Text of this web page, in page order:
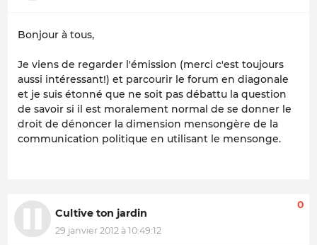
Bonjour à tous,
Je viens de regarder l'émission (merci c'est toujours
aussi intéressant!) et parcourir le forum en diagonale
et je suis étonné que ne soit pas débattu la question
de savoir si il est moralement normal de se donner le
droit de dénoncer la dimension mensongère de la
communication politique en utilisant le mensonge.
Cultive ton jardin
29 janvier 2012 à 10:49:12
0